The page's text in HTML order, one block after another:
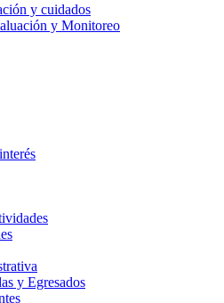
y cuidados
y Monitoreo
y Egresados